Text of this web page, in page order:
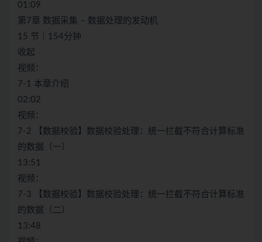
01:09
第7章 数据采集 – 数据处理的发动机
15 节｜154分钟
收起
视频：
7-1 本章介绍
02:02
视频：
7-2 【数据校验】数据校验处理：统一拦截不符合计算标准
的数据（一）
13:51
视频：
7-3 【数据校验】数据校验处理：统一拦截不符合计算标准
的数据（二）
13:48